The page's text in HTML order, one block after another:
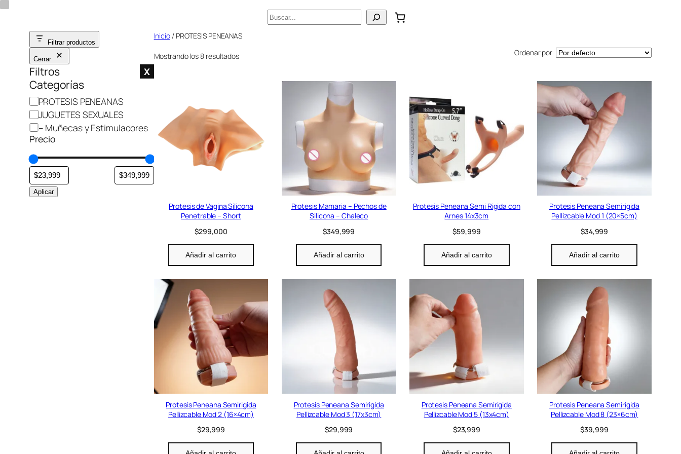
Saltar
contenido
Buscar
Filtrar productos
Cerrar
Filtros X
Categorías
C
a
t
e
o
í
a
PROTESIS PENEANAS
JUGUETES SEXUALES
– Muñecas y Estimuladores
Precio
Aplicar
Inicio / PROTESIS PENEANAS
Mostrando los 8 resultados Ordenar por
Protesis de Vagina Silicona
Penetrable – Short
$299,000
Añadir al carrito
Protesis Mamaria – Pechos de
Silicona – Chaleco
$349,999
Añadir al carrito
Protesis Peneana Semi Rigida con
Arnes 14x3cm
$59,999
Añadir al carrito
Protesis Peneana Semirigida
Pellizcable Mod 1 (20×5cm)
$34,999
Añadir al carrito
Protesis Peneana Semirigida
Pellizcable Mod 2 (16×4cm)
$29,999
Protesis Peneana Semirigida
Pellizcable Mod 3 (17x3cm)
$29,999
Protesis Peneana Semirigida
Pellizcable Mod 5 (13x4cm)
$23,999
Protesis Peneana Semirigida
Pellizcable Mod 8 (23×6cm)
$39,999